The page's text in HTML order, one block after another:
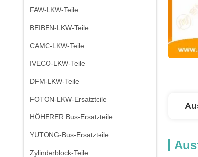
FAW-LKW-Teile
BEIBEN-LKW-Teile
CAMC-LKW-Teile
IVECO-LKW-Teile
DFM-LKW-Teile
FOTON-LKW-Ersatzteile
HÖHERER Bus-Ersatzteile
YUTONG-Bus-Ersatzteile
Zylinderblock-Teile